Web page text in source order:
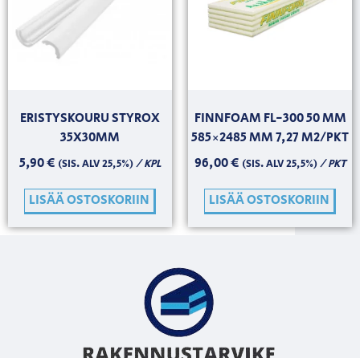
ERISTYSKOURU STYROX
35X30MM
5,90€ (SIS. ALV 25,5%)/ KPL
LISÄÄ OSTOSKORIIN
FINNFOAM FL-300 50 MM
585×2485 MM 7,27 M2/PKT
96,00€ (SIS. ALV 25,5%)/ PKT
LISÄÄ OSTOSKORIIN